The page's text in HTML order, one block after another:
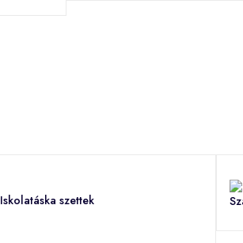
Iskolatáska szettek